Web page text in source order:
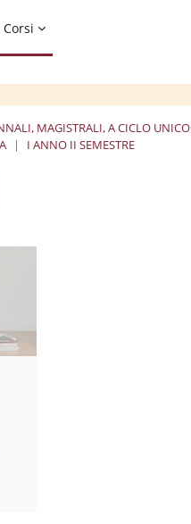
Corsi
MAGISTRALI, A CICLO UNICO
I ANNO II SEMESTRE
cursos